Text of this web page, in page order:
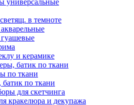
универсальные
в темноте
и керамике
батик по ткани
по ткани
батик по ткани
для скетчинга
кракелюра и декупажа